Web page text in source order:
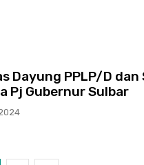
Dayung PPLP/D dan
Pj Gubernur Sulbar